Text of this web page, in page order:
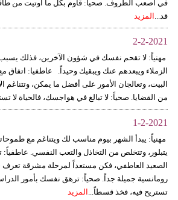
في أصعب الظروف. صحياً: قاوم بكل ما أوتيت من
قد... المزيد
2-2-2021
مهنياً: لا تقحم نفسك في شؤون الآخرين، فذلك
الزملاء ويبعدهم عنك ويبقيك وحيداً. عاطفيا: اتفاق
البيت، وتعالجان الأمور على أفضل ما يمكن، وتتناغم
من القضايا. صحياً: لا تبالغ في هواجسك، فالحياة لا
1-2-2021
مهنياً: يبدأ الشهر بيوم مناسب لك ويتناغم مع
يتبلور، وتتخلص من التخاذل والتعب النفسي.
الصعيد العاطفي، فكن مستعداً لمرحلة مشرقة تعرف
رومانسية جميلة جداً. صحياً: ترهق نفسك بأمور
تستريح فيه، فخذ قسطاً... المزيد